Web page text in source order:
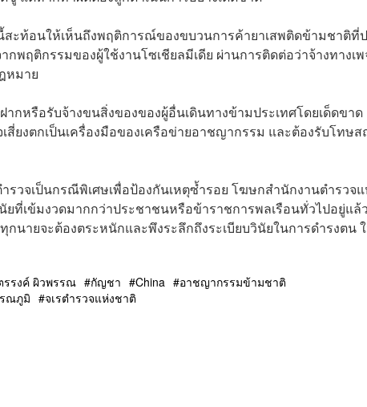
ะท้อนให้เห็นถึงพฤติการณ์ของขบวนการค้ายาเสพติดข้ามชาติที่
พฤติกรรมของผู้ใช้งานโซเชียลมีเดีย ผ่านการติดต่อว่าจ้างทางเ
หมาย
กหรือรับจ้างขนสิ่งของของผู้อื่นเดินทางข้ามประเทศโดยเด็ดขา
สี่ยงตกเป็นเครื่องมือของเครือข่ายอาชญากรรม และต้องรับโทษ
วจเป็นกรณีพิเศษเพื่อป้องกันเหตุซ้ำรอย โฆษกสำนักงานตำรวจ
ที่เข้มงวดมากกว่าประชาชนหรือข้าราชการพลเรือนทั่วไปอยู่แล้
กนายจะต้องตระหนักและพึงระลึกถึงระเบียบวินัยในการดำรงตน
รรงค์ ผิวพรรณ กัญชา China
อาชญากรรมข้ามชาติ
ณภูมิ จเรตำรวจแห่งชาติ